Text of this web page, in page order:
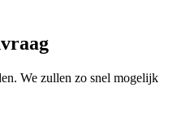
We zullen zo snel mogelijk